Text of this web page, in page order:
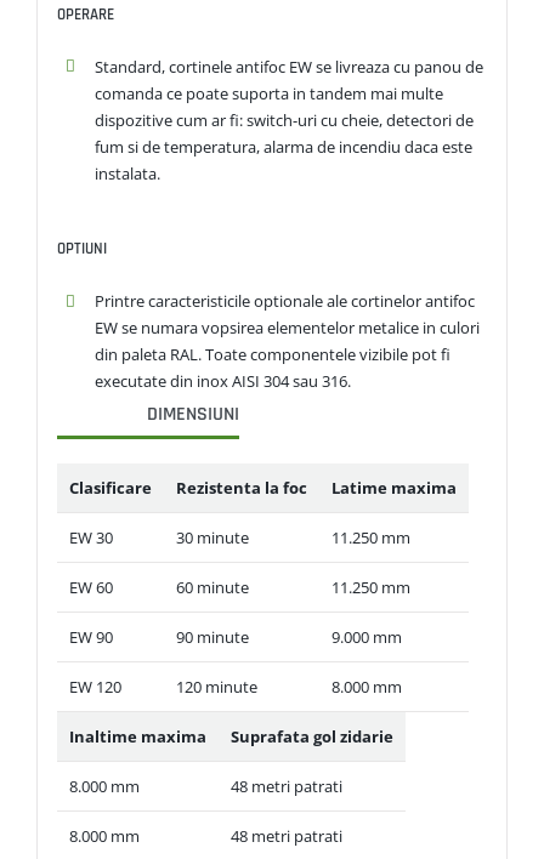
OPERARE
Standard, cortinele antifoc EW se livreaza cu panou de
comanda ce poate suporta in tandem mai multe
dispozitive cum ar fi: switch-uri cu cheie, detectori de
fum si de temperatura, alarma de incendiu daca este
instalata.
OPTIUNI
Printre caracteristicile optionale ale cortinelor antifoc
EW se numara vopsirea elementelor metalice in culori
din paleta RAL. Toate componentele vizibile pot fi
executate din inox AISI 304 sau 316.
DIMENSIUNI
Clasificare
EW 30
EW 60
EW 90
EW 120
Rezistenta la foc
30 minute
60 minute
90 minute
120 minute
Latime maxima
11.250 mm
11.250 mm
9.000 mm
8.000 mm
Inaltime maxima
8.000 mm
8.000 mm
Suprafata gol zidarie
48 metri patrati
48 metri patrati